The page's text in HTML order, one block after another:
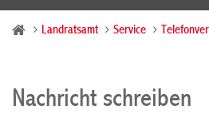
Landratsamt Service
Nachricht schreiben